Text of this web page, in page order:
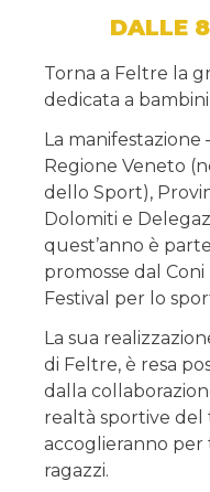
DALLE
Torna a Feltre la
dedicata a
La
Regione Veneto
dello Sport),
Dolomiti e
quest’anno è
promosse dal
Festival per lo
La sua
di Feltre, è resa
dalla
realtà sportive del
accoglieranno
ragazzi.